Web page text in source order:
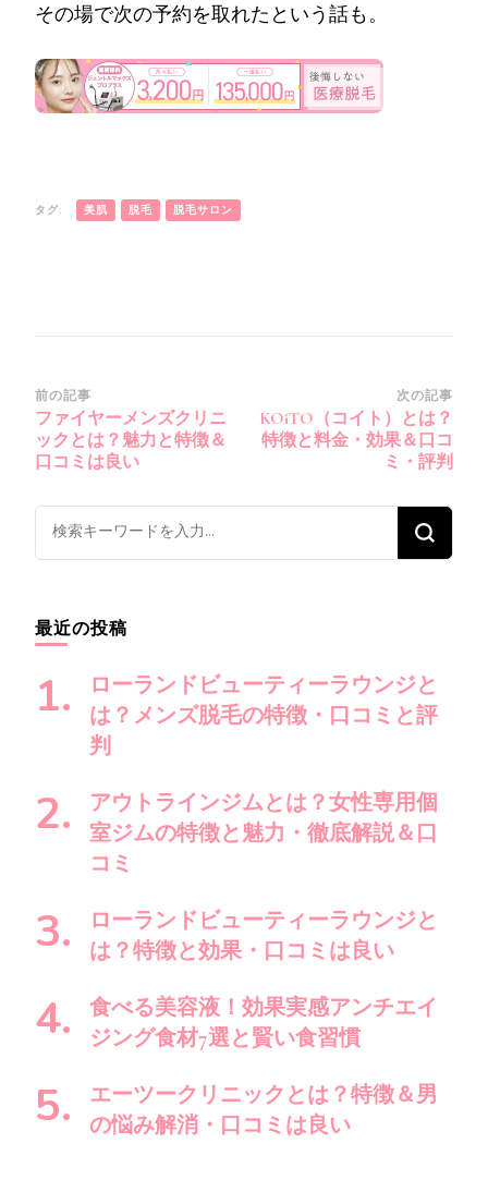
その場で次の予約を取れたという話も。
タグ: 美肌 脱毛 脱毛サロン
投
稿
ナ
ビ
ゲ
ー
ョ
ン
前の記事
ファイヤーメンズクリニ
ックとは？魅力と特徴＆
口コミは良い
次の記事
KOiTO（コイト）とは？
特徴と料金・効果＆口コ
ミ・評判
な
に
お
探
し
で
?
最近の投稿
ローランドビューティーラウンジと
は？メンズ脱毛の特徴・口コミと評
判
アウトラインジムとは？女性専用個
室ジムの特徴と魅力・徹底解説＆口
コミ
ローランドビューティーラウンジと
は？特徴と効果・口コミは良い
食べる美容液！効果実感アンチエイ
ジング食材7選と賢い食習慣
エーツークリニックとは？特徴＆男
の悩み解消・口コミは良い